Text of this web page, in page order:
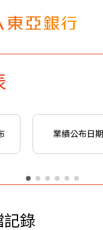
業績公布日期
記錄